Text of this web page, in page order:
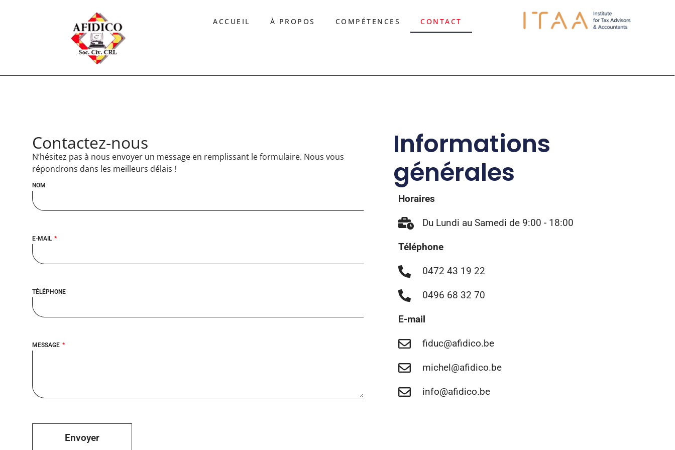
ACCUEIL À PROPOS COMPÉTENCES CONTACT
Contactez-nous
N’hésitez pas à nous envoyer un message en remplissant le formulaire. Nous vous
répondrons dans les meilleurs délais !
NOM
E-MAIL
TÉLÉPHONE
MESSAGE
Envoyer
Informations
générales
Horaires
Du Lundi au Samedi de 9:00 - 18:00
Téléphone
0472 43 19 22
0496 68 32 70
E-mail
fiduc@afidico.be
michel@afidico.be
info@afidico.be